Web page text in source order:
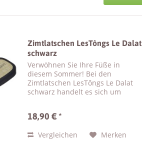
Zimtlatschen LesTôngs Le Dalat
schwarz
Verwöhnen Sie Ihre Füße in
diesem Sommer! Bei den
Zimtlatschen LesTôngs Le Dalat
schwarz handelt es sich um
der Flip Flops ist aus weicher
besonders bequem...
18,90 € *
Vergleichen Merken